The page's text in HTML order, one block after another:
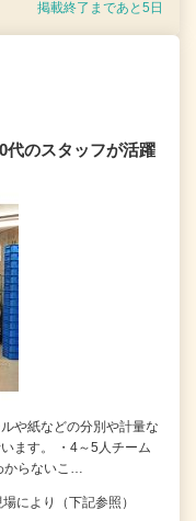
掲載終了まであと5日
代のスタッフが活躍
や紙などの分別や計量な
ます。 ・4～5人チーム
らないこ…
により（下記参照）